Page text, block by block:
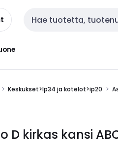
Haku
Keskukset>Ip34 ja kotelot>ip20
D kirkas kansi